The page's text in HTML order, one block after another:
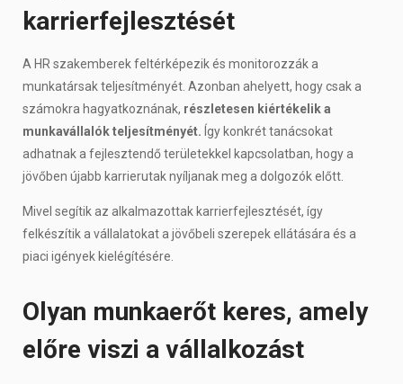
karrierfejlesztését
A HR szakemberek feltérképezik és monitorozzák a
munkatársak teljesítményét. Azonban ahelyett, hogy csak a
számokra hagyatkoznának, részletesen kiértékelik a
munkavállalók teljesítményét. Így konkrét tanácsokat
adhatnak a fejlesztendő területekkel kapcsolatban, hogy a
jövőben újabb karrierutak nyíljanak meg a dolgozók előtt.
Mivel segítik az alkalmazottak karrierfejlesztését, így
felkészítik a vállalatokat a jövőbeli szerepek ellátására és a
piaci igények kielégítésére.
Olyan munkaerőt keres, amely
előre viszi a vállalkozást